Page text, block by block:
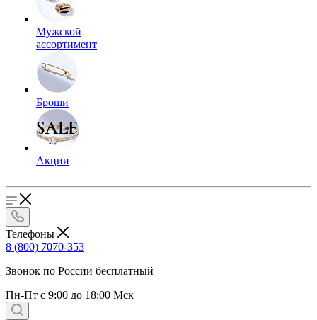
Мужской
ассортимент
Броши
Акции
Телефоны
8 (800) 7070-353
Звонок по России бесплатный
Пн-Пт с 9:00 до 18:00 Мск